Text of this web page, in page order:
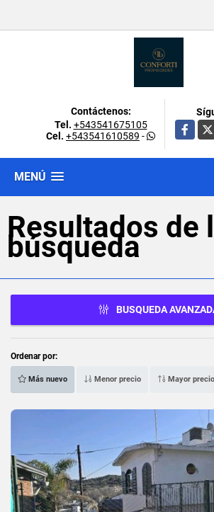
Contáctenos:
Tel. +543541675105
Cel. +543541610589 -
Facebook
X
MENÚ
Resultados de
búsqueda
BUSQUEDA
Ordenar por:
Más nuevo Menor precio Mayor precio